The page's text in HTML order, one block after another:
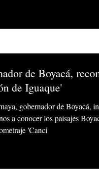
de Boyacá,
de Iguaque'
gobernador de Boyacá,
a conocer los paisajes
'Canci